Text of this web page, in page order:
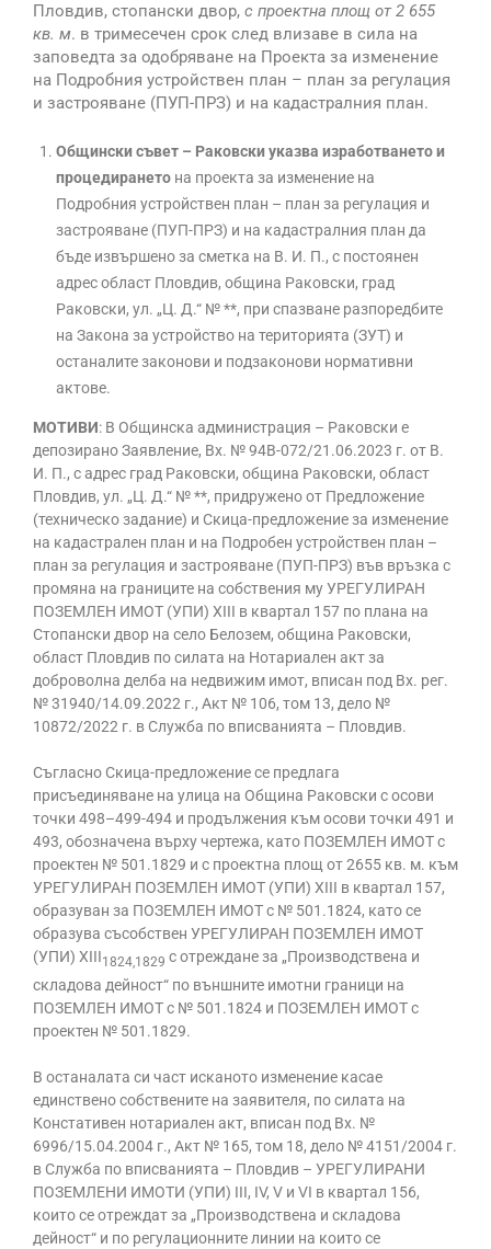
Пловдив, стопански двор, с проектна площ от 2 655
кв. м. в тримесечен срок след влизаве в сила на
заповедта за одобряване на Проекта за изменение
на Подробния устройствен план – план за регулация
и застрояване (ПУП-ПРЗ) и на кадастралния план.
Общински съвет – Раковски указва изработването и
процедирането на проекта за изменение на
Подробния устройствен план – план за регулация и
застрояване (ПУП-ПРЗ) и на кадастралния план да
бъде извършено за сметка на В. И. П., с постоянен
адрес област Пловдив, община Раковски, град
Раковски, ул. „Ц. Д.“ № **, при спазване разпоредбите
на Закона за устройство на територията (ЗУТ) и
останалите законови и подзаконови нормативни
актове.
МОТИВИ: В Общинска администрация – Раковски е
депозирано Заявление, Вх. № 94В-072/21.06.2023 г. от В.
И. П., с адрес град Раковски, община Раковски, област
Пловдив, ул. „Ц. Д.“ № **, придружено от Предложение
(техническо задание) и Скица-предложение за изменение
на кадастрален план и на Подробен устройствен план –
план за регулация и застрояване (ПУП-ПРЗ) във връзка с
промяна на границите на собствения му УРЕГУЛИРАН
ПОЗЕМЛЕН ИМОТ (УПИ) XIII в квартал 157 по плана на
Стопански двор на село Белозем, община Раковски,
област Пловдив по силата на Нотариален акт за
доброволна делба на недвижим имот, вписан под Вх. рег.
№ 31940/14.09.2022 г., Акт № 106, том 13, дело №
10872/2022 г. в Служба по вписванията – Пловдив.
Съгласно Скица-предложение се предлага
присъединяване на улица на Община Раковски с осови
точки 498–499-494 и продължения към осови точки 491 и
493, обозначена върху чертежа, като ПОЗЕМЛЕН ИМОТ с
проектен № 501.1829 и с проектна площ от 2655 кв. м. към
УРЕГУЛИРАН ПОЗЕМЛЕН ИМОТ (УПИ) XIII в квартал 157,
образуван за ПОЗЕМЛЕН ИМОТ с № 501.1824, като се
образува съсобствен УРЕГУЛИРАН ПОЗЕМЛЕН ИМОТ
(УПИ) XIII1824,1829 с отреждане за „Производствена и
складова дейност“ по външните имотни граници на
ПОЗЕМЛЕН ИМОТ с № 501.1824 и ПОЗЕМЛЕН ИМОТ с
проектен № 501.1829.
В останалата си част исканото изменение касае
единствено собствените на заявителя, по силата на
Констативен нотариален акт, вписан под Вх. №
6996/15.04.2004 г., Акт № 165, том 18, дело № 4151/2004 г.
в Служба по вписванията – Пловдив – УРЕГУЛИРАНИ
ПОЗЕМЛЕНИ ИМОТИ (УПИ) III, IV, V и VI в квартал 156,
които се отреждат за „Производствена и складова
дейност“ и по регулационните линии на които се